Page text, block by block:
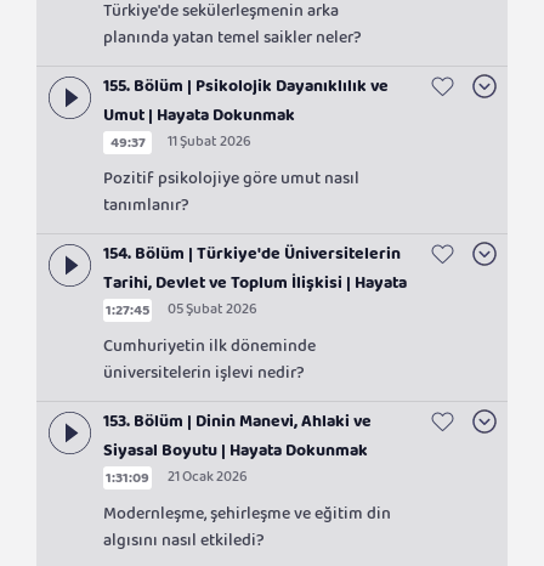
Türkiye'de sekülerleşmenin arka
planında yatan temel saikler neler?
155. Bölüm | Psikolojik Dayanıklılık ve
Umut | Hayata Dokunmak
49:37 11 Şubat 2026
Pozitif psikolojiye göre umut nasıl
tanımlanır?
154. Bölüm | Türkiye'de Üniversitelerin
Tarihi, Devlet ve Toplum İlişkisi | Hayata
Dokunmak
1:27:45 05 Şubat 2026
Cumhuriyetin ilk döneminde
üniversitelerin işlevi nedir?
153. Bölüm | Dinin Manevi, Ahlaki ve
Siyasal Boyutu | Hayata Dokunmak
1:31:09 21 Ocak 2026
Modernleşme, şehirleşme ve eğitim din
algısını nasıl etkiledi?